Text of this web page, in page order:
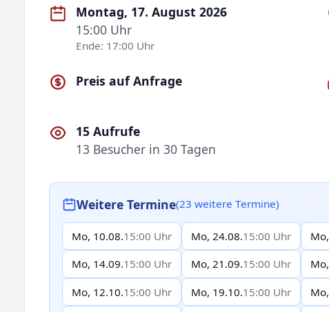
Montag, 17. August 2026
15:00 Uhr
Ende: 17:00 Uhr
Preis auf Anfrage
15 Aufrufe
13 Besucher in 30 Tagen
Weitere Termine(23 weitere Termine)
Mo, 10.08.15:00 Uhr Mo, 24.08.15:00 Uhr
Mo, 14.09.15:00 Uhr Mo, 21.09.15:00 Uhr
Mo, 12.10.15:00 Uhr Mo, 19.10.15:00 Uhr